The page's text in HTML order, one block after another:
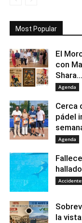
Most Popular
El
con
Shara...
Agenda
Cerca
pádel
Agenda
la